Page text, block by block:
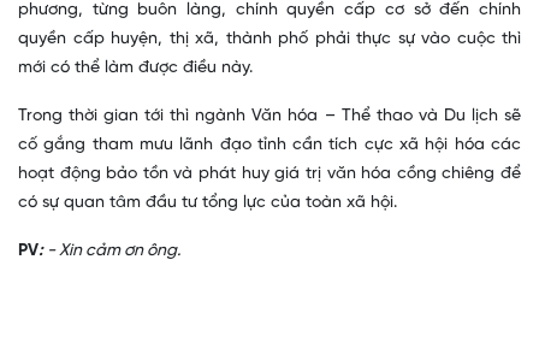
phương, từng buôn làng, chính quyền cấp cơ sở đến chính
quyền cấp huyện, thị xã, thành phố phải thực sự vào cuộc thì
mới có thể làm được điều này.
Trong thời gian tới thì ngành Văn hóa – Thể thao và Du lịch sẽ
cố gắng tham mưu lãnh đạo tỉnh cần tích cực xã hội hóa các
hoạt động bảo tồn và phát huy giá trị văn hóa cồng chiêng để
có sự quan tâm đầu tư tổng lực của toàn xã hội.
PV: - Xin cảm ơn ông.